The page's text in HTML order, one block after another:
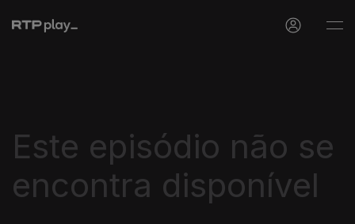
Este episódio não se
encontra disponível